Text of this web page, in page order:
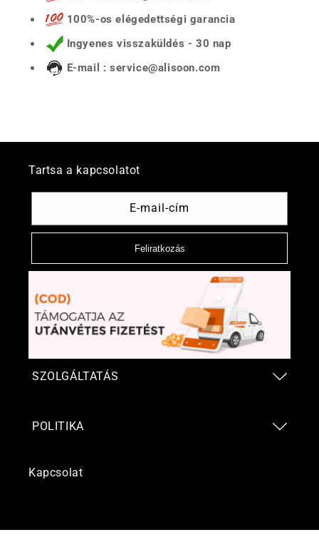
100%-os elégedettségi garancia
Ingyenes visszaküldés - 30 nap
E-mail : service@alisoon.com
Tartsa a kapcsolatot
E-mail-cím
Feliratkozás
SZOLGÁLTATÁS
POLITIKA
Kapcsolat